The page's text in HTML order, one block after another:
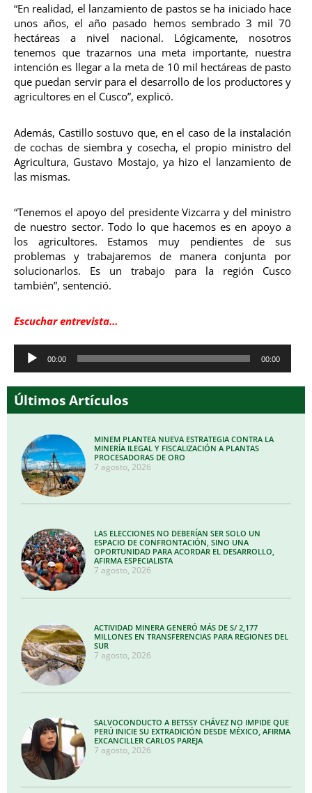
“En realidad, el lanzamiento de pastos se ha iniciado hace
unos años, el año pasado hemos sembrado 3 mil 70
hectáreas a nivel nacional. Lógicamente, nosotros
tenemos que trazarnos una meta importante, nuestra
intención es llegar a la meta de 10 mil hectáreas de pasto
que puedan servir para el desarrollo de los productores y
agricultores en el Cusco”, explicó.
Además, Castillo sostuvo que, en el caso de la instalación
de cochas de siembra y cosecha, el propio ministro del
Agricultura, Gustavo Mostajo, ya hizo el lanzamiento de
las mismas.
“Tenemos el apoyo del presidente Vizcarra y del ministro
de nuestro sector. Todo lo que hacemos es en apoyo a
los agricultores. Estamos muy pendientes de sus
problemas y trabajaremos de manera conjunta por
solucionarlos. Es un trabajo para la región Cusco
también”, sentenció.
Escuchar entrevista…
Reproductor
00:00 00:00
Últimos Artículos
MINEM PLANTEA NUEVA ESTRATEGIA CONTRA LA
MINERÍA ILEGAL Y FISCALIZACIÓN A PLANTAS
PROCESADORAS DE ORO
7 agosto, 2026
LAS ELECCIONES NO DEBERÍAN SER SOLO UN
ESPACIO DE CONFRONTACIÓN, SINO UNA
OPORTUNIDAD PARA ACORDAR EL DESARROLLO,
AFIRMA ESPECIALISTA
7 agosto, 2026
ACTIVIDAD MINERA GENERÓ MÁS DE S/ 2,177
MILLONES EN TRANSFERENCIAS PARA REGIONES DEL
SUR
7 agosto, 2026
SALVOCONDUCTO A BETSSY CHÁVEZ NO IMPIDE QUE
PERÚ INICIE SU EXTRADICIÓN DESDE MÉXICO, AFIRMA
EXCANCILLER CARLOS PAREJA
7 agosto, 2026